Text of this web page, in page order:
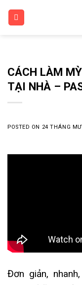
CÁCH LÀM
TẠI NHÀ –
POSTED ON 24 THÁNG
Đơn giản,